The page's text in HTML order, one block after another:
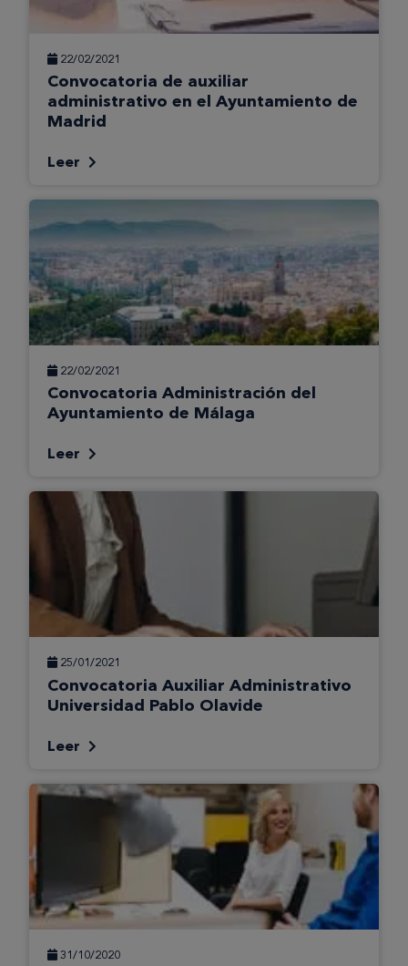
22/02/2021
Convocatoria de auxiliar
administrativo en el Ayuntamiento de
Madrid
Leer
22/02/2021
Convocatoria Administración del
Ayuntamiento de Málaga
Leer
25/01/2021
Convocatoria Auxiliar Administrativo
Universidad Pablo Olavide
Leer
31/10/2020